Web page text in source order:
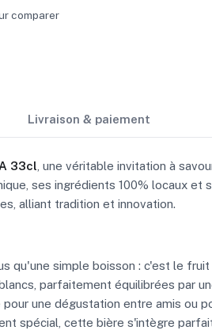
comparer
Livraison & paiement
33cl, une véritable invitation à
ses ingrédients 100% locaux
alliant tradition et innovation.
qu'une simple boisson : c'est le
parfaitement équilibrées par
une dégustation entre amis ou
spécial, cette bière s'intègre